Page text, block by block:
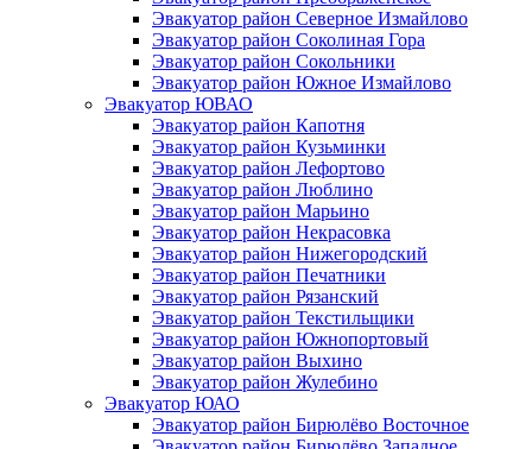
Эвакуатор район Северное Измайлово
Эвакуатор район Соколиная Гора
Эвакуатор район Сокольники
Эвакуатор район Южное Измайлово
Эвакуатор ЮВАО
Эвакуатор район Капотня
Эвакуатор район Кузьминки
Эвакуатор район Лефортово
Эвакуатор район Люблино
Эвакуатор район Марьино
Эвакуатор район Некрасовка
Эвакуатор район Нижегородский
Эвакуатор район Печатники
Эвакуатор район Рязанский
Эвакуатор район Текстильщики
Эвакуатор район Южнопортовый
Эвакуатор район Выхино
Эвакуатор район Жулебино
Эвакуатор ЮАО
Эвакуатор район Бирюлёво Восточное